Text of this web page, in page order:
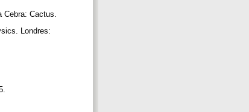
Cebra: Cactus.
Londres: